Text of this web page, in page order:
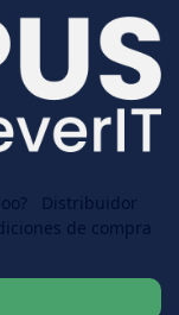
Distr ​​ibuidor
de compra